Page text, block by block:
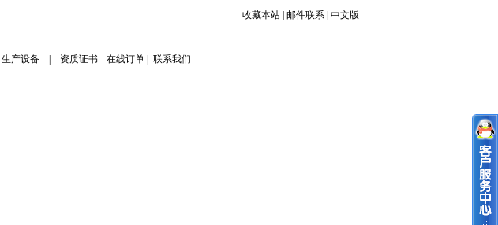
收藏本站| 邮件联系| 中文版
生产设备| 资质证书| 在线订单| 联系我们